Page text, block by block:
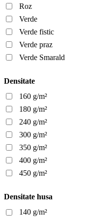
Roz
Verde
Verde fistic
Verde praz
Verde Smarald
Densitate
160 g/m²
180 g/m²
240 g/m²
300 g/m²
350 g/m²
400 g/m²
450 g/m²
Densitate husa
140 g/m²